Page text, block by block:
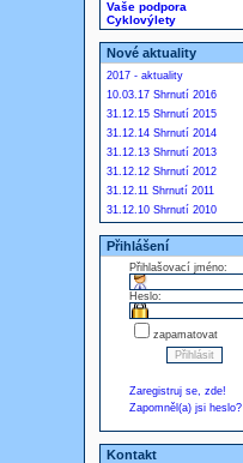
Vaše podpora
Cyklovýlety
Nové aktuality
2017 - aktuality
10.03.17 Shrnutí 2016
31.12.15 Shrnutí 2015
31.12.14 Shrnutí 2014
31.12.13 Shrnutí 2013
31.12.12 Shrnutí 2012
31.12.11 Shrnutí 2011
31.12.10 Shrnutí 2010
Přihlášení
Přihlašovací jméno:
Heslo:
zapamatovat
Zaregistruj se, zde!
Zapomněl(a) jsi heslo?
Kontakt